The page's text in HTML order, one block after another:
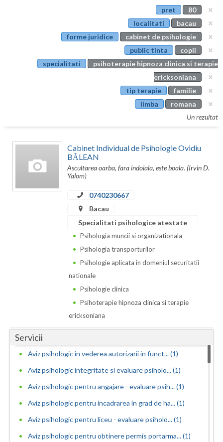
Bucuresti
Cluj
Constanta
Ialomita
Maramures
Mehedinti
Mures
pret
80
localitati
bacau
forme juridice
cabinet de psihologie
public tinta
copii
specialitati
psihoterapie hipnoza clinica si terapie
ericksoniana
tip terapie
familie
limba
romana
Un rezultat
Cabinet Individual de Psihologie Ovidiu
BĂLEAN
Ascultarea oarba, fara indoiala, este boala. (Irvin D.
Yalom)
0740230667
Bacau
Specialitati psihologice atestate
Psihologia muncii si organizationala
Psihologia transporturilor
Psihologie aplicata in domeniul securitatii
nationale
Psihologie clinica
Psihoterapie hipnoza clinica si terapie
ericksoniana
Servicii
Aviz psihologic in vederea autorizarii in funct... (1)
Aviz psihologic integritate si evaluare psiholo... (1)
Aviz psihologic pentru angajare - evaluare psih... (1)
Aviz psihologic pentru incadrarea in grad de ha... (1)
Aviz psihologic pentru liceu - evaluare psiholo... (1)
Aviz psihologic pentru obtinere permis portarma... (1)